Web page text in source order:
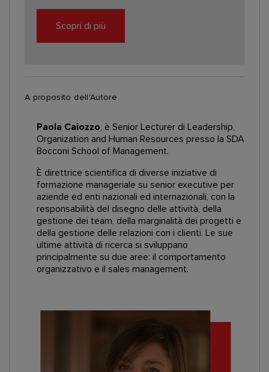
Scopri di più
A proposito dell'Autore
Paola Caiozzo, è Senior Lecturer di Leadership,
Organization and Human Resources presso la SDA
Bocconi School of Management.
È direttrice scientifica di diverse iniziative di
formazione manageriale su senior executive per
aziende ed enti nazionali ed internazionali, con la
responsabilità del disegno delle attività, della
gestione dei team, della marginalità dei progetti e
della gestione delle relazioni con i clienti. Le sue
ultime attività di ricerca si sviluppano
principalmente su due aree: il comportamento
organizzativo e il sales management.